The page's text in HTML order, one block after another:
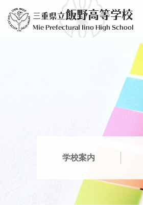
contenido
三重県立飯野高等学校
Mie Prefectural Iino High School
学校案内